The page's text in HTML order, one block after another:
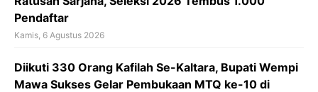
Pendaftar
Kamis, 6 Agustus 2026
Diikuti 330 Orang Kafilah Se-Kaltara, Bupati Wempi
Mawa Sukses Gelar Pembukaan MTQ ke-10 di